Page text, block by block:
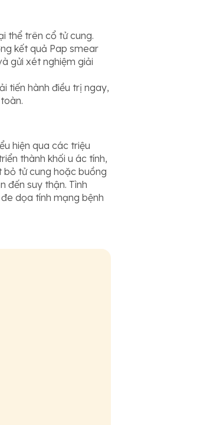
thể trên cổ tử cung.
kết quả Pap smear
gửi xét nghiệm giải
tiến hành điều trị ngay,
hiện qua các triệu
thành khối u ác tính,
bỏ tử cung hoặc buồng
đến suy thận. Tình
dọa tính mạng bệnh